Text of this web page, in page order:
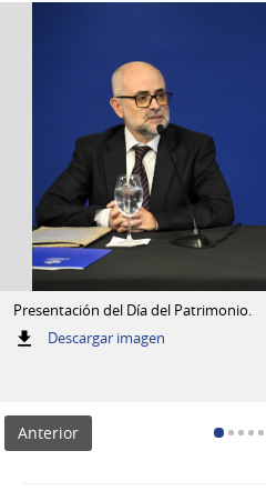
Presentación del Día del Patrimonio.
Descargar imagen:
Patrimonio.
Anterior